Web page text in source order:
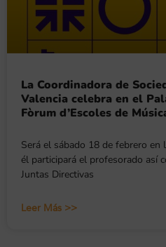
La Coordinadora de
Valencia celebra en el
Fòrum d’Escoles de
Será el sábado 18 de febrero en
él participará el profesorado así
Juntas Directivas
Leer Más >>